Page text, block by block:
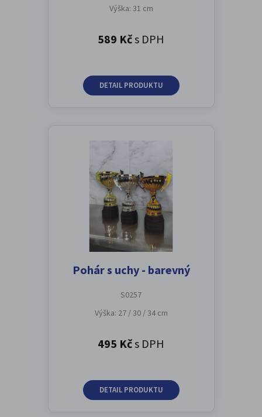
Výška: 31 cm
589 Kčs DPH
DETAIL PRODUKTU
Pohár s uchy - barevný
S0257
Výška: 27 / 30 / 34 cm
495 Kčs DPH
DETAIL PRODUKTU